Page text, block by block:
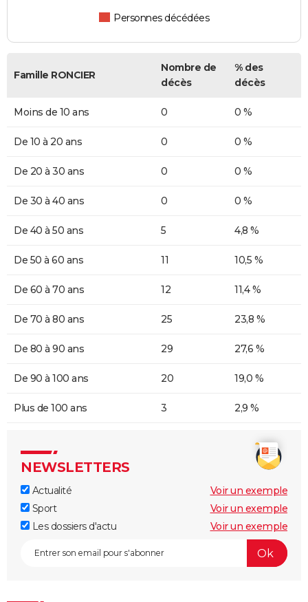
Personnes décédées
Famille RONCIER
Nombre de
décès
% des
décès
Moins de 10 ans 0 0 %
De 10 à 20 ans 0 0 %
De 20 à 30 ans 0 0 %
De 30 à 40 ans 0 0 %
De 40 à 50 ans 5 4,8 %
De 50 à 60 ans 11 10,5 %
De 60 à 70 ans 12 11,4 %
De 70 à 80 ans 25 23,8 %
De 80 à 90 ans 29 27,6 %
De 90 à 100 ans 20 19,0 %
Plus de 100 ans 3 2,9 %
NEWSLETTERS
Actualité
Voir un exemple
Sport
Voir un exemple
Les dossiers d'actu
Voir un exemple